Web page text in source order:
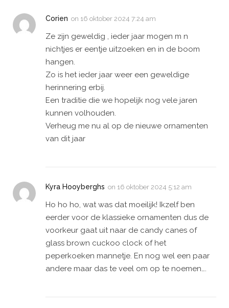
Corien on 16 oktober 2024 7:24 am
Ze zijn geweldig , ieder jaar mogen m n
nichtjes er eentje uitzoeken en in de boom
hangen.
Zo is het ieder jaar weer een geweldige
herinnering erbij.
Een traditie die we hopelijk nog vele jaren
kunnen volhouden.
Verheug me nu al op de nieuwe ornamenten
van dit jaar
Kyra Hooyberghs on 16 oktober 2024 5:12 am
Ho ho ho, wat was dat moeilijk! Ikzelf ben
eerder voor de klassieke ornamenten dus de
voorkeur gaat uit naar de candy canes of
glass brown cuckoo clock of het
peperkoeken mannetje. En nog wel een paar
andere maar das te veel om op te noemen….